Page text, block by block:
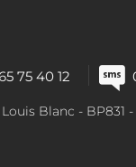
75 40 12
Louis Blanc - BP831 -